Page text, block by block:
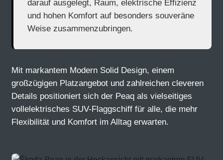
darauf ausgelegt, Raum, elektrische Effizienz
und hohen Komfort auf besonders souveräne
Weise zusammenzubringen.
Mit markantem Modern Solid Design, einem
großzügigen Platzangebot und zahlreichen cleveren
Details positioniert sich der Peaq als vielseitiges
vollelektrisches SUV-Flaggschiff für alle, die mehr
Flexibilität und Komfort im Alltag erwarten.